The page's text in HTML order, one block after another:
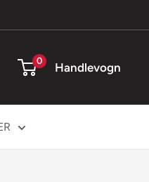
0 Handlevogn